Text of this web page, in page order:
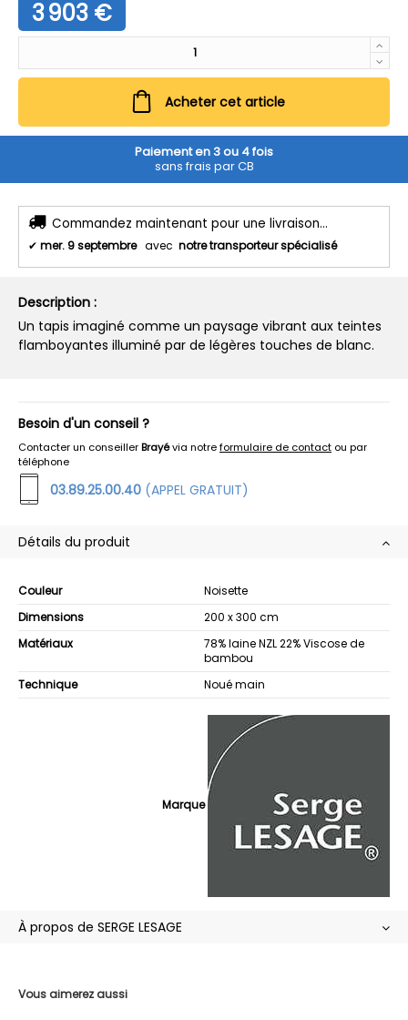
3 903 €
Acheter cet article
Paiement en 3 ou 4 fois
sans frais par CB
Commandez maintenant pour une livraison...
✔ mer. 9 septembre avec notre transporteur spécialisé
Description :
Un tapis imaginé comme un paysage vibrant aux teintes
flamboyantes illuminé par de légères touches de blanc.
Besoin d'un conseil ?
Contacter un conseillerBrayévia notreformulaire de contact ou par
téléphone
03.89.25.00.40 (APPEL GRATUIT)
Vous aimerez aussi
Détails du produit
Couleur
Noisette
Dimensions
200 x 300 cm
Matériaux
78% laine NZL 22% Viscose de
bambou
Technique
Noué main
Marque
À propos de SERGE LESAGE